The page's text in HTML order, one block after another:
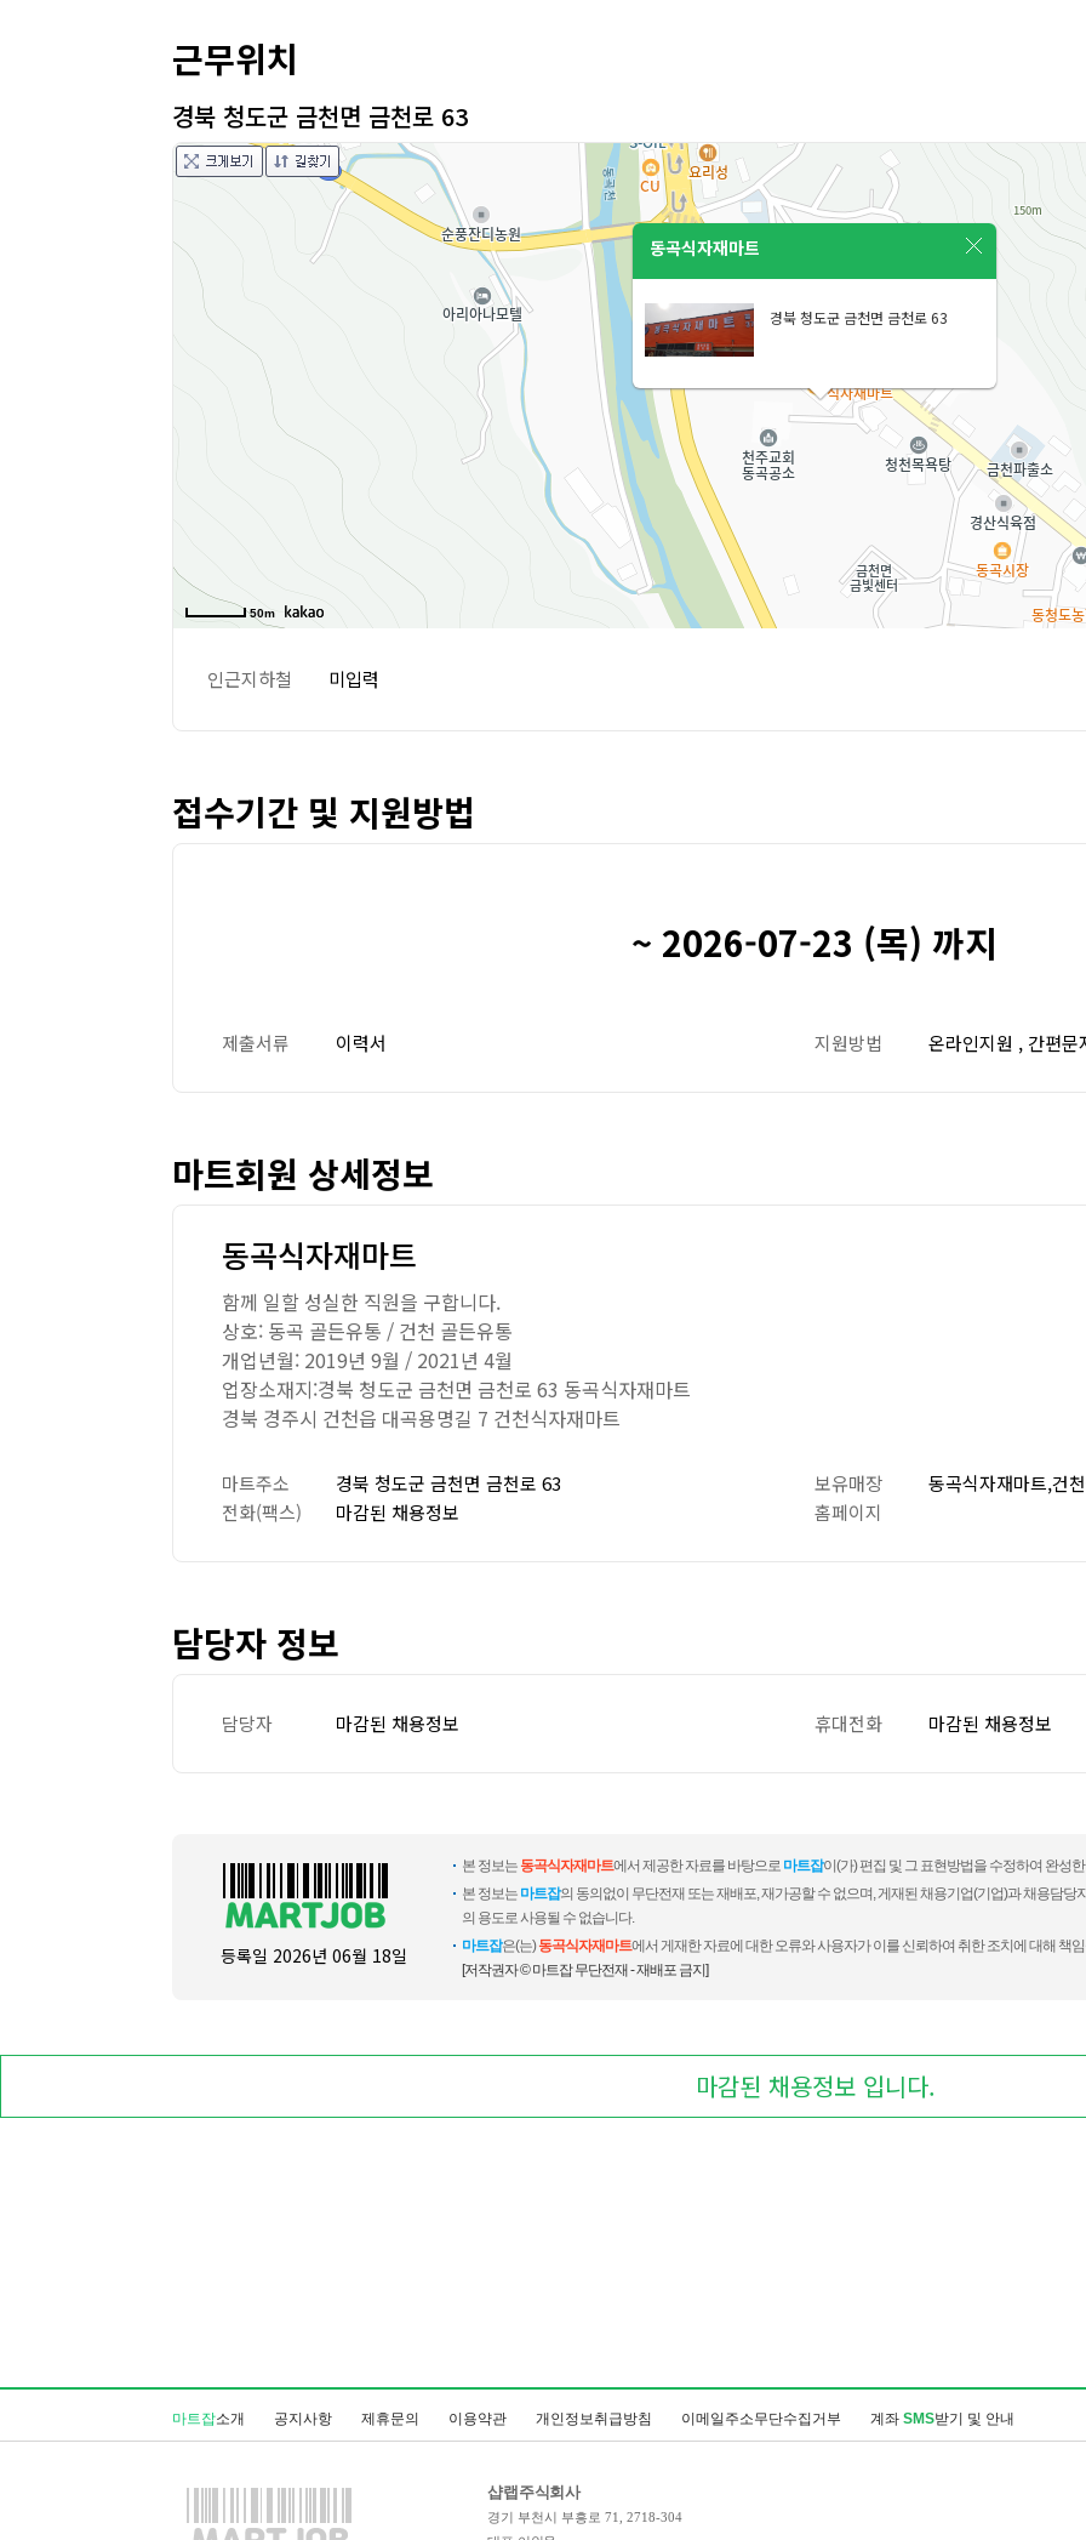
근무위치
경북 청도군 금천면 금천로 63
동곡식자재마트
경북 청도군 금천면 금천로 63
50m
인근지하철 미입력
접수기간 및 지원방법
~ 2026-07-23 (목) 까지
제출서류 이력서 지원방법 온라인지원 , 간편문
마트회원 상세정보
동곡식자재마트
함께 일할 성실한 직원을 구합니다.
상호: 동곡 골든유통 / 건천 골든유통
개업년월: 2019년 9월 / 2021년 4월
업장소재지:경북 청도군 금천면 금천로 63 동곡식자재마트
경북 경주시 건천읍 대곡용명길 7 건천식자재마트
마트주소 경북 청도군 금천면 금천로 63 보유매장
동곡식자재마트,건
전화(팩스)
마감된 채용정보 홈페이지
담당자 정보
담당자 마감된 채용정보 휴대전화 마감된 채용정보
등록일 2026년 06월 18일
본 정보는동곡식자재마트에서 제공한 자료를 바탕으로 마트잡이(가) 편집 및 그 표현방법을 수정하여 완성
본 정보는 마트잡의 동의없이 무단전재 또는 재배포, 재가공할 수 없으며, 게재된 채용기업(기업)과 채용담당
의 용도로 사용될 수 없습니다.
마트잡은(는)동곡식자재마트에서 게재한 자료에 대한 오류와 사용자가 이를 신뢰하여 취한 조치에 대해 책
[저작권자 © 마트잡 무단전재 - 재배포 금지]
마감된 채용정보 입니다.
마트잡소개 공지사항 제휴문의 이용약관 개인정보취급방침 이메일주소무단수집거부 계좌 SMS받기 및 안내
샵랩주식회사
경기 부천시 부흥로 71, 2718-304